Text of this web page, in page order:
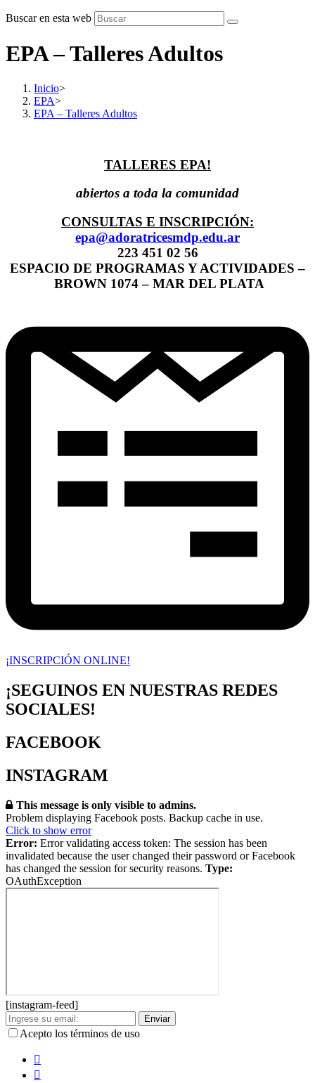
Buscar en esta web
EPA – Talleres Adultos
Inicio>
EPA>
EPA – Talleres Adultos
TALLERES EPA!
abiertos a toda la comunidad
CONSULTAS E INSCRIPCIÓN:
epa@adoratricesmdp.edu.ar
223 451 02 56
ESPACIO DE PROGRAMAS Y ACTIVIDADES –
BROWN 1074 – MAR DEL PLATA
¡INSCRIPCIÓN ONLINE!
¡SEGUINOS EN NUESTRAS REDES
SOCIALES!
FACEBOOK
INSTAGRAM
This message is only visible to admins.
Problem displaying Facebook posts. Backup cache in use.
Click to show error
Error: Error validating access token: The session has been
invalidated because the user changed their password or Facebook
has changed the session for security reasons. Type:
OAuthException
[instagram-feed]
Enviar
Acepto los términos de uso